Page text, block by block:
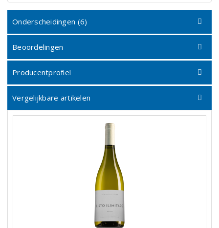
Onderscheidingen (6)
Beoordelingen
Producentprofiel
Vergelijkbare artikelen